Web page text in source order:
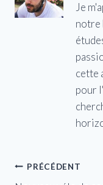
Je
notre
cette
pour
Navigation
PRÉCÉDENT